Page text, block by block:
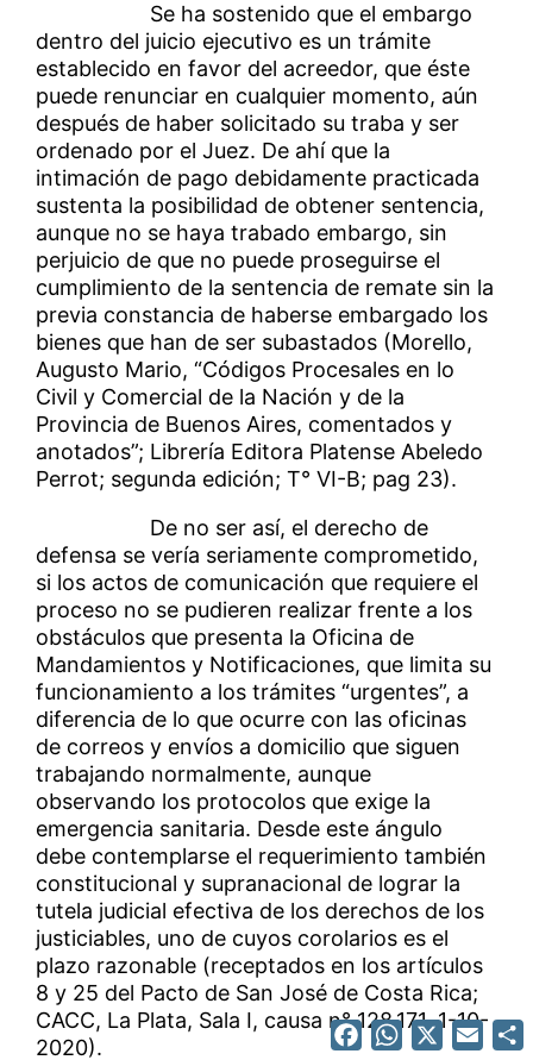
Se ha sostenido que el embargo
dentro del juicio ejecutivo es un trámite
establecido en favor del acreedor, que éste
puede renunciar en cualquier momento, aún
después de haber solicitado su traba y ser
ordenado por el Juez. De ahí que la
intimación de pago debidamente practicada
sustenta la posibilidad de obtener sentencia,
aunque no se haya trabado embargo, sin
perjuicio de que no puede proseguirse el
cumplimiento de la sentencia de remate sin la
previa constancia de haberse embargado los
bienes que han de ser subastados (Morello,
Augusto Mario, “Códigos Procesales en lo
Civil y Comercial de la Nación y de la
Provincia de Buenos Aires, comentados y
anotados”; Librería Editora Platense Abeledo
Perrot; segunda edición; T° VI-B; pag 23).
De no ser así, el derecho de
defensa se vería seriamente comprometido,
si los actos de comunicación que requiere el
proceso no se pudieren realizar frente a los
obstáculos que presenta la Oficina de
Mandamientos y Notificaciones, que limita su
funcionamiento a los trámites “urgentes”, a
diferencia de lo que ocurre con las oficinas
de correos y envíos a domicilio que siguen
trabajando normalmente, aunque
observando los protocolos que exige la
emergencia sanitaria. Desde este ángulo
debe contemplarse el requerimiento también
constitucional y supranacional de lograr la
tutela judicial efectiva de los derechos de los
justiciables, uno de cuyos corolarios es el
plazo razonable (receptados en los artículos
8 y 25 del Pacto de San José de Costa Rica;
CACC, La Plata, Sala I, causa n° 128.171, 1-10-
2020).
Facebook
WhatsApp
X